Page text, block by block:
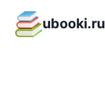
содержимому
ubooki.ru